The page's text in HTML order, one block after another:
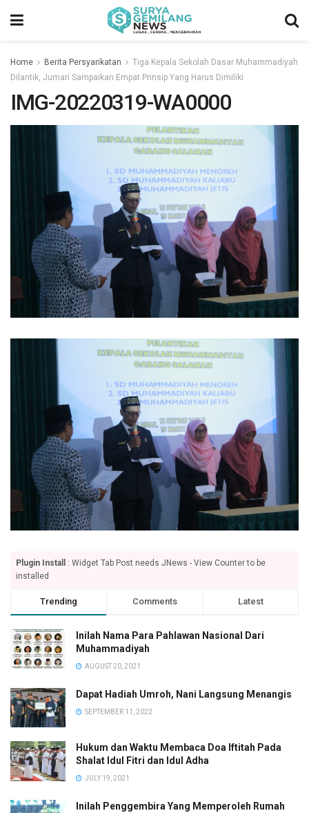
Home Berita Persyarikatan
Tiga Kepala Sekolah Dasar Muhammadiyah
Dilantik, Jumari Sampaikan Empat Prinsip Yang Harus Dimiliki
IMG-20220319-WA0000
Plugin Install
: Widget Tab Post needs JNews - View Counter to be
installed
Trending Comments Latest
Inilah Nama Para Pahlawan Nasional Dari
Muhammadiyah
AUGUST 20, 2021
Dapat Hadiah Umroh, Nani Langsung Menangis
SEPTEMBER 11, 2022
Hukum dan Waktu Membaca Doa Iftitah Pada
Shalat Idul Fitri dan Idul Adha
JULY 19, 2021
Inilah Penggembira Yang Memperoleh Rumah